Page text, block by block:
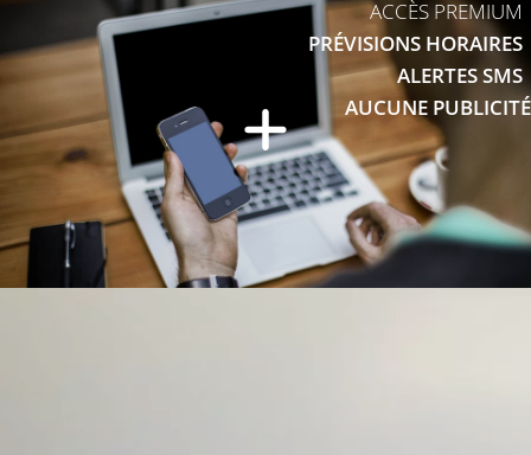
ACCÈS PREMIUM
PRÉVISIONS HORAIRES
ALERTES SMS
AUCUNE PUBLICITÉ